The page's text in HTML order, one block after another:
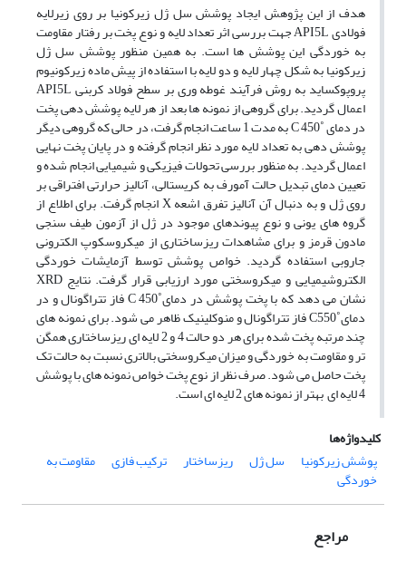
هدف از این پژوهش ایجاد پوشش سل ژل زیرکونیا بر روی زیرلایه
فولادی API5L جهت بررسی اثر تعداد لایه و نوع پخت بر رفتار مقاومت
به خوردگی این پوشش ها است. به همین منظور پوشش سل ژل
زیرکونیا به شکل چهار لایه و دو لایه با استفاده از پیش ماده زیرکونیوم
پروپوکساید به روش فرآیند غوطه‌ وری بر سطح فولاد کربنی API5L
اعمال گردید. برای گروهی از نمونه ها بعد از هر لایه پوشش‌ دهی پخت
در دمای ˚C 450 به مدت 1 ساعت انجام گرفت، در حالی که گروهی دیگر
پوشش‌ دهی به تعداد لایه مورد نظر انجام گرفته و در پایان پخت نهایی
اعمال گردید. به منظور بررسی تحولات فیزیکی و شیمیایی انجام شده و
تعیین دمای تبدیل حالت آمورف به کریستالی، آنالیز حرارتی افتراقی بر
روی ژل و به دنبال آن آنالیز تفرق اشعه X انجام گرفت. برای اطلاع از
گروه های یونی و نوع پیوندهای موجود در ژل از آزمون طیف سنجی
مادون قرمز و برای مشاهدات ریزساختاری از میکروسکوپ الکترونی
جاروبی استفاده گردید. خواص پوشش توسط آزمایشات خوردگی
الکتروشیمیایی و میکروسختی مورد ارزیابی قرار گرفت. نتایج XRD
نشان می‌ دهد که با پخت پوشش در دمای˚C 450 فاز تتراگونال و در
دمای˚C550 فاز تتراگونال و منوکلینیک ظاهر می‌ شود. برای نمونه های
چند مرتبه پخت شده برای هر دو حالت 4 و 2 لایه ای ریزساختاری همگن
تر و مقاومت به خوردگی و میزان میکروسختی بالاتری نسبت به حالت تک
پخت حاصل می‌ شود. صرف نظر از نوع پخت خواص نمونه‌ های با پوشش
4 لایه ای بهتر از نمونه ‌های 2 لایه‌ ای است.
کلیدواژه‌ها
پوشش زیرکونیا
سل ژل ریزساختار ترکیب فازی مقاومت به
خوردگی
مراجع